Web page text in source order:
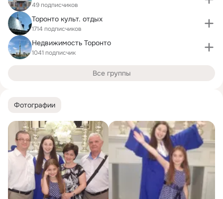
Фотографии
49 подписчиков
Торонто культ. отдых
1714 подписчиков
Недвижимость Торонто
1041 подписчик
Все группы